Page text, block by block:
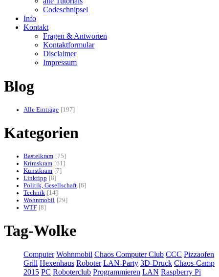
Codeschnipsel
Info
Kontakt
Fragen & Antworten
Kontaktformular
Disclaimer
Impressum
Blog
Alle Einträge 197
Kategorien
Bastelkram
75
Krimskram 61
Kunstkram
7
Linktipp
8
Politik, Gesellschaft 6
Technik
14
Wohnmobil
29
WTF 8
Tag-Wolke
Computer Wohnmobil Chaos Computer Club CCC Pizzaofen
Grill Hexenhaus Roboter LAN-Party 3D-Druck Chaos-Camp
2015 PC Roboterclub Programmieren LAN Raspberry Pi